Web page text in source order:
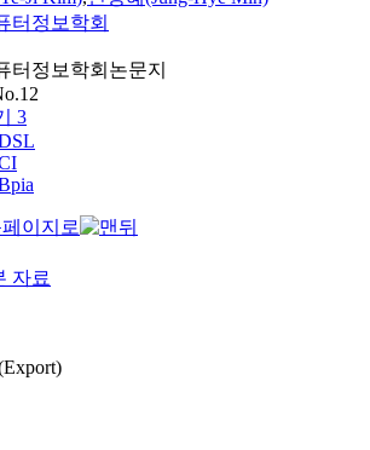
터정보학회
터정보학회논문지
3
자료